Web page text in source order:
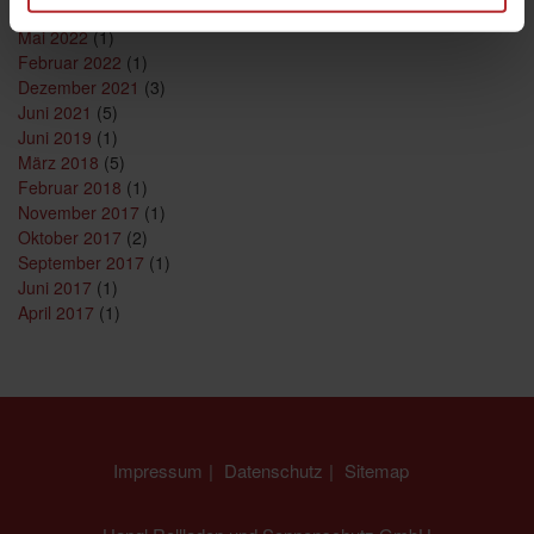
August 2023(1)
Mai 2022(1)
Februar 2022 (1)
Dezember 2021 (3)
Juni 2021 (5)
Juni 2019 (1)
März 2018 (5)
Februar 2018 (1)
November 2017 (1)
Oktober 2017 (2)
September 2017 (1)
Juni 2017 (1)
April 2017 (1)
Impressum Datenschutz Sitemap